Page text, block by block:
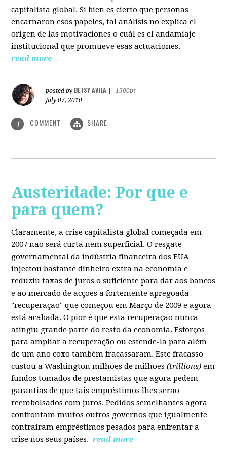
capitalista global. Si bien es cierto que personas
encarnaron esos papeles, tal análisis no explica el
origen de las motivaciones o cuál es el andamiaje
institucional que promueve esas actuaciones.
read more
posted by BETSY AVILA
1500pt
July 07, 2010
1 COMMENT SHARE
Austeridade: Por que e
para quem?
Claramente, a crise capitalista global começada em
2007 não será curta nem superficial. O resgate
governamental da indústria financeira dos EUA
injectou bastante dinheiro extra na economia e
reduziu taxas de juros o suficiente para dar aos bancos
e ao mercado de acções a fortemente apregoada
"recuperação" que começou em Março de 2009 e agora
está acabada. O pior é que esta recuperação nunca
atingiu grande parte do resto da economia. Esforços
para ampliar a recuperação ou estende-la para além
de um ano coxo também fracassaram. Este fracasso
custou a Washington milhões de milhões(trillions) em
fundos tomados de prestamistas que agora pedem
garantias de que tais empréstimos lhes serão
reembolsados com juros. Pedidos semelhantes agora
confrontam muitos outros governos que igualmente
contraíram empréstimos pesados para enfrentar a
crise nos seus países. read more